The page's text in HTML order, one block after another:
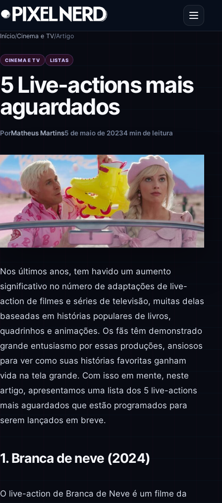
Pular para o conteúdo
Abrir
Início/Cinema e TV/Artigo
CINEMA E TV LISTAS
5 Live-actions mais
aguardados
PorMatheus Martins5 de maio de 20234 min de leitura
Nos últimos anos, tem havido um aumento
significativo no número de adaptações de live-
action de filmes e séries de televisão, muitas delas
baseadas em histórias populares de livros,
quadrinhos e animações. Os fãs têm demonstrado
grande entusiasmo por essas produções, ansiosos
para ver como suas histórias favoritas ganham
vida na tela grande. Com isso em mente, neste
artigo, apresentamos uma lista dos 5 live-actions
mais aguardados que estão programados para
serem lançados em breve.
1. Branca de neve (2024)
O live-action de Branca de Neve é um filme da